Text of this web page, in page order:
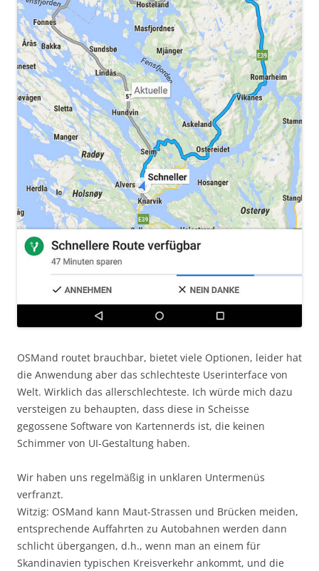
OSMand routet brauchbar, bietet viele Optionen, leider hat
die Anwendung aber das schlechteste Userinterface von
Welt. Wirklich das allerschlechteste. Ich würde mich dazu
versteigen zu behaupten, dass diese in Scheisse
gegossene Software von Kartennerds ist, die keinen
Schimmer von UI-Gestaltung haben.
Wir haben uns regelmäßig in unklaren Untermenüs
verfranzt.
Witzig: OSMand kann Maut-Strassen und Brücken meiden,
entsprechende Auffahrten zu Autobahnen werden dann
schlicht übergangen, d.h., wenn man an einem für
Skandinavien typischen Kreisverkehr ankommt, und die